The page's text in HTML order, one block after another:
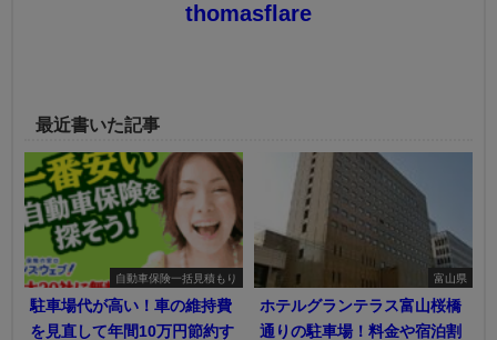
thomasflare
最近書いた記事
自動車保険一括見積もり
駐車場代が高い！車の維持費
を見直して年間10万円節約す
富山県
ホテルグランテラス富山桜橋
通りの駐車場！料金や宿泊割